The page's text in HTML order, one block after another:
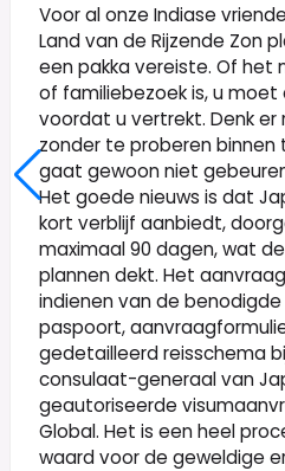
Voor al onze Indiase
Land van de Rijzende Zon
een pakka vereiste. Of het
of familiebezoek is, u moet
voordat u vertrekt. Denk
zonder te proberen binnen
gaat gewoon niet
Het goede nieuws is dat
kort verblijf aanbiedt,
maximaal 90 dagen, wat
plannen dekt. Het
indienen van de
paspoort,
gedetailleerd reisschema
consulaat-generaal van
geautoriseerde
Global. Het is een heel
waard voor de geweldige